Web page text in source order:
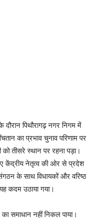
पिथौरागढ़ नगर निगम में
का प्रभाव चुनाव परिणाम पर
को तीसरे स्थान पर रहना पड़ा।
केंद्रीय नेतृत्व की ओर से प्रदेश
के साथ विधायकों और वरिष्ठ
कदम उठाया गया।
समाधान नहीं निकल पाया।